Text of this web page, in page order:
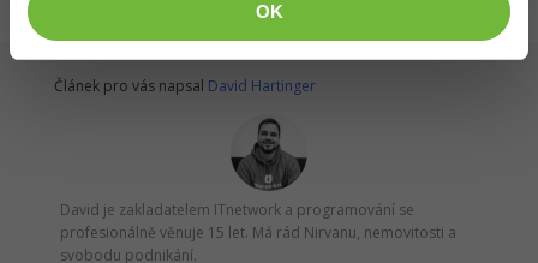
OK
Článek pro vás napsal David Hartinger
David je zakladatelem ITnetwork a programování se
profesionálně věnuje 15 let. Má rád Nirvanu, nemovitosti a
svobodu podnikání.